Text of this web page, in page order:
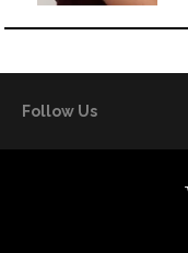
Follow Us